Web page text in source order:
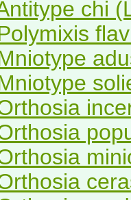
chi